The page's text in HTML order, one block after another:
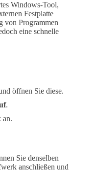
Windows-Tool,
Festplatte
von Programmen
eine schnelle
öffnen Sie diese.
.
an.
Sie denselben
anschließen und